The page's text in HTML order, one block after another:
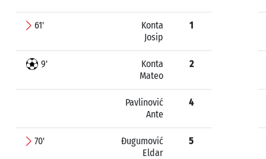
61'
Konta
Josip
1
9'
Konta
Mateo
2
Pavlinović
Ante
4
70'
Đugumović
Eldar
5